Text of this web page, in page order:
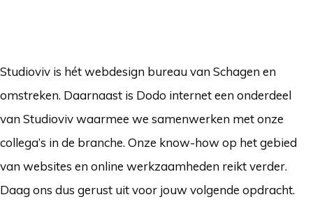
Studioviv is hét webdesign bureau van Schagen en
omstreken. Daarnaast is Dodo internet een onderdeel
van Studioviv waarmee we samenwerken met onze
collega’s in de branche. Onze know-how op het gebied
van websites en online werkzaamheden reikt verder.
Daag ons dus gerust uit voor jouw volgende opdracht.